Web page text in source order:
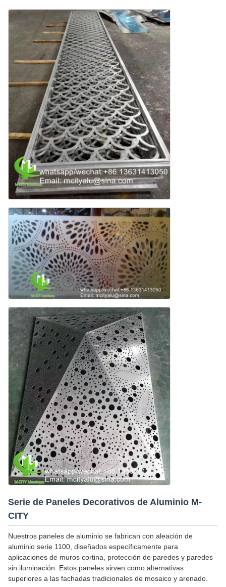
Serie de Paneles Decorativos de Aluminio M-
CITY
Nuestros paneles de aluminio se fabrican con aleación de
aluminio serie 1100, diseñados específicamente para
aplicaciones de muros cortina, protección de paredes y paredes
sin iluminación. Estos paneles sirven como alternativas
superiores a las fachadas tradicionales de mosaico y arenado.